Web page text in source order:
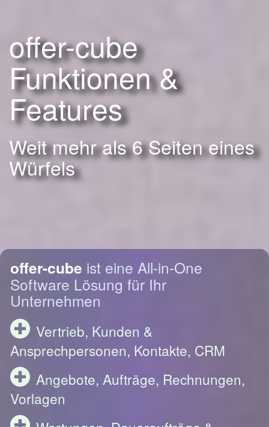
offer-cube
Funktionen &
Features
Weit mehr als 6 Seiten eines
Würfels
offer-cube ist eine All-in-One
Software Lösung für Ihr
Unternehmen
Vertrieb, Kunden &
Ansprechpersonen, Kontakte, CRM
Angebote, Aufträge, Rechnungen,
Vorlagen